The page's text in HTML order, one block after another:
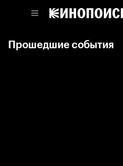
Прошедшие события